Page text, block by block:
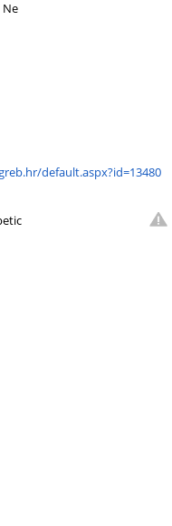
Ne
default.aspx?id=13480